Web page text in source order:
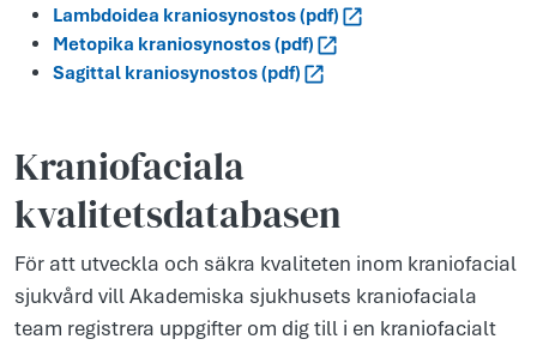
Lambdoidea kraniosynostos (pdf)
Metopika kraniosynostos (pdf)
Sagittal kraniosynostos (pdf)
Kraniofaciala
kvalitetsdatabasen
För att utveckla och säkra kvaliteten inom kraniofacial
sjukvård vill Akademiska sjukhusets kraniofaciala
team registrera uppgifter om dig till i en kraniofacialt